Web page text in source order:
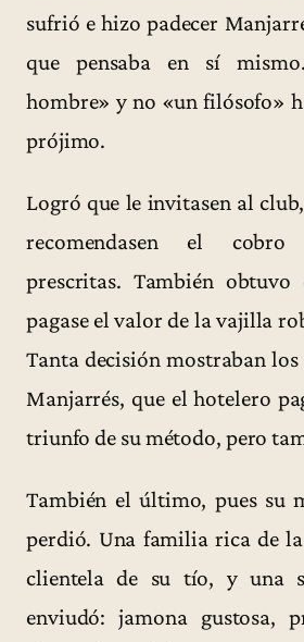
sufrió e hizo padecer
que pensaba en sí
hombre» y no «un filósofo»
prójimo.
Logró que le invitasen al
recomendasen el cobro
prescritas. También
pagase el valor de la vajilla
Tanta decisión mostraban
Manjarrés, que el hotelero
triunfo de su método, pero
También el último, pues su
perdió. Una familia rica de
clientela de su tío, y una
enviudó: jamona gustosa,